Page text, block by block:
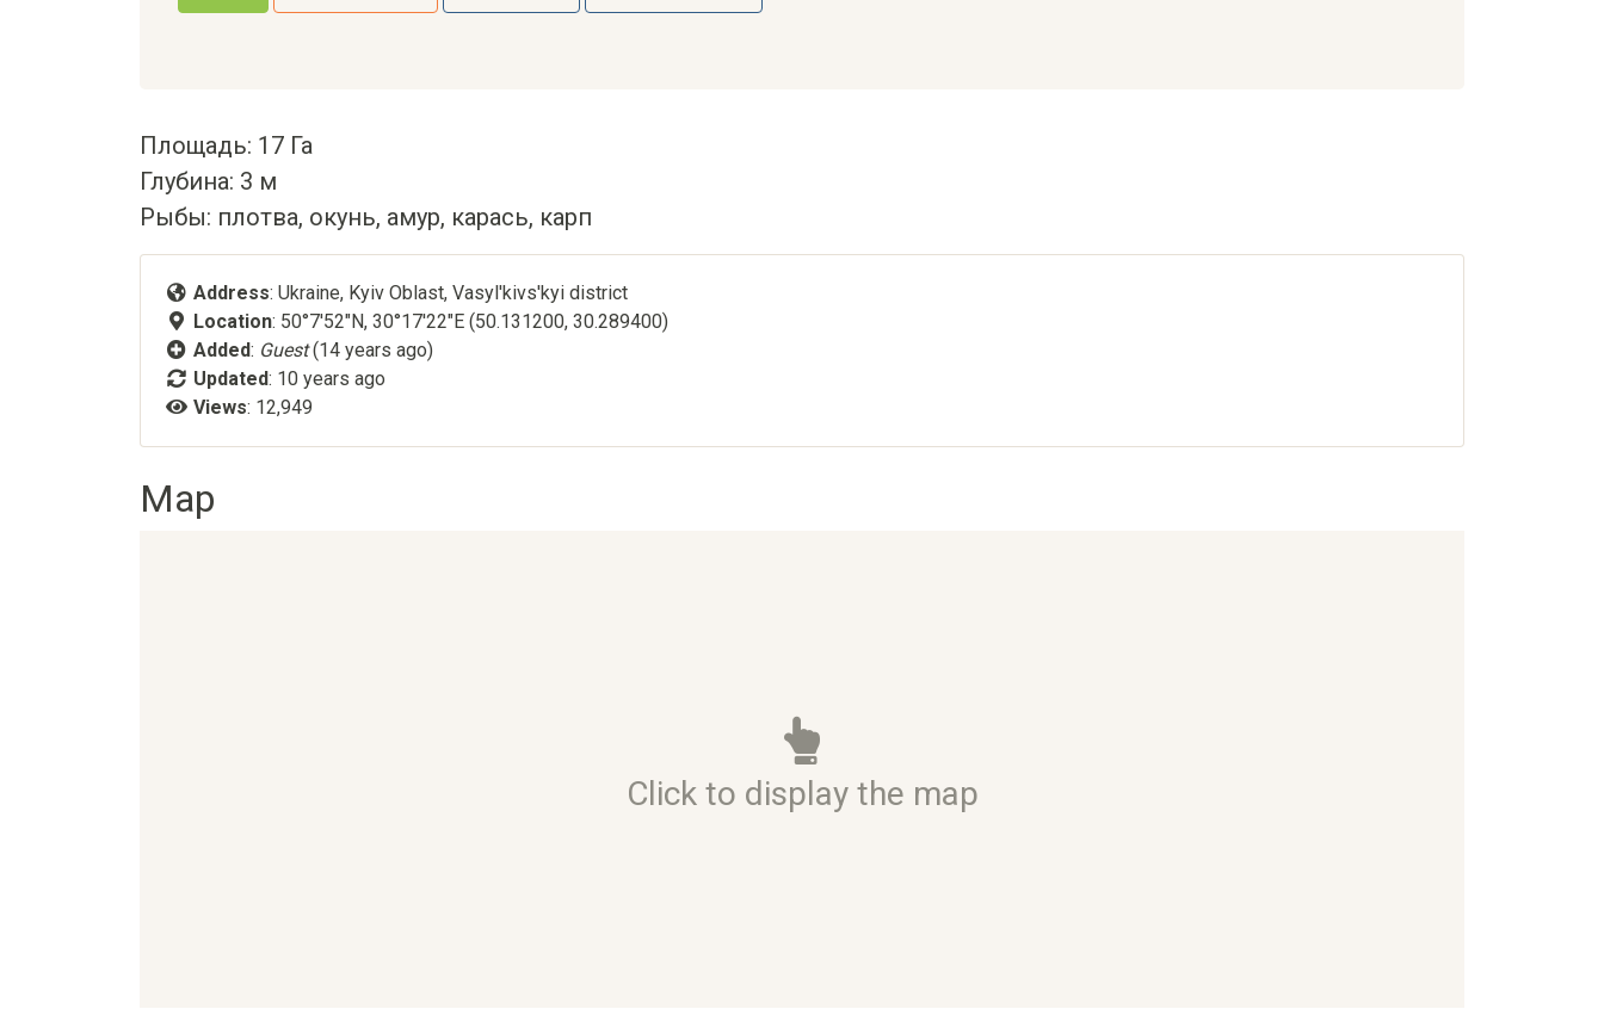
Площадь: 17 Га
Глубина: 3 м
Рыбы: плотва, окунь, амур, карась, карп
Address: Ukraine, Kyiv Oblast, Vasyl'kivs'kyi district
Location: 50°7'52"N, 30°17'22"E (50.131200, 30.289400)
Added: Guest(14 years ago)
Updated: 10 years ago
Views: 12,949
Map
Click to display the map